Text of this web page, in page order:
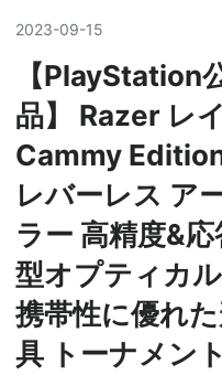
2023-09-15
【PlayStation
品】 Razer レ
Cammy
レバーレス ア
ラー 高精度&
型オプティカ
携帯性に優れ
具 トーナメン